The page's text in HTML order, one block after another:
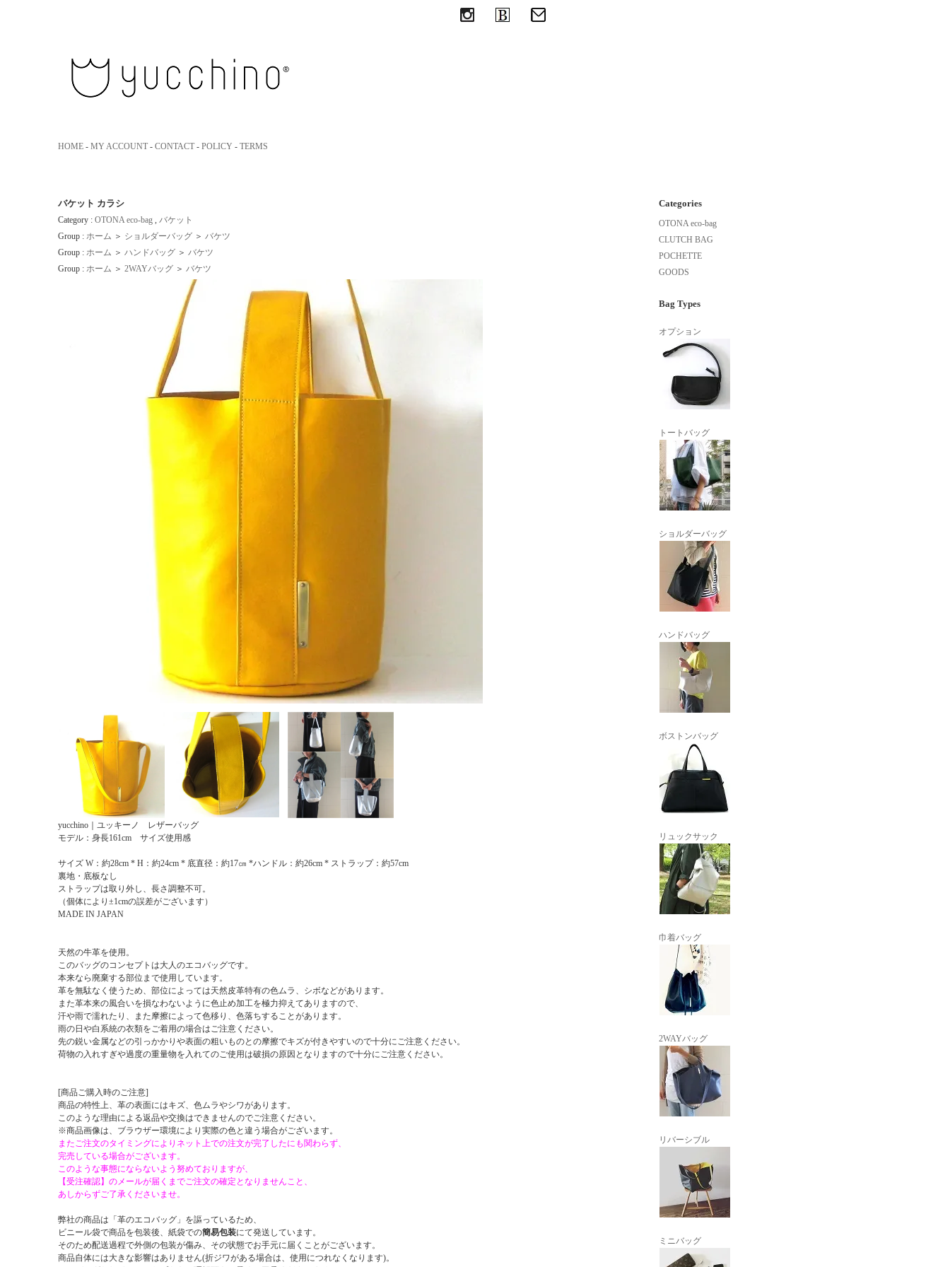
HOME - MY ACCOUNT - CONTACT - POLICY - TERMS
バケット カラシ
Category : OTONA eco-bag , バケット
Group : ホーム ＞ ショルダーバッグ ＞ バケツ
Group : ホーム ＞ ハンドバッグ ＞ バケツ
Group : ホーム ＞ 2WAYバッグ ＞ バケツ
yucchino｜ユッキーノ レザーバッグ
モデル：身長161cm サイズ使用感
サイズ W：約28cm * H：約24cm * 底直径：約17㎝ *ハンドル：約26cm * ストラップ：約57cm
裏地・底板なし
ストラップは取り外し、長さ調整不可。
（個体により±1cmの誤差がございます）
MADE IN JAPAN
天然の牛革を使用。
このバッグのコンセプトは大人のエコバッグです。
本来なら廃棄する部位まで使用しています。
革を無駄なく使うため、部位によっては天然皮革特有の色ムラ、シボなどがあります。
また革本来の風合いを損なわないように色止め加工を極力抑えてありますので、
汗や雨で濡れたり、また摩擦によって色移り、色落ちすることがあります。
雨の日や白系統の衣類をご着用の場合はご注意ください。
先の鋭い金属などの引っかかりや表面の粗いものとの摩擦でキズが付きやすいので十分にご注意ください。
荷物の入れすぎや過度の重量物を入れてのご使用は破損の原因となりますので十分にご注意ください。
[商品ご購入時のご注意]
商品の特性上、革の表面にはキズ、色ムラやシワがあります。
このような理由による返品や交換はできませんのでご注意ください。
※商品画像は、ブラウザー環境により実際の色と違う場合がございます。
またご注文のタイミングによりネット上での注文が完了したにも関わらず、
完売している場合がございます。
このような事態にならないよう努めておりますが、
【受注確認】のメールが届くまでご注文の確定となりませんこと、
あしからずご了承くださいませ。
弊社の商品は「革のエコバッグ」を謳っているため、
ビニール袋で商品を包装後、紙袋での簡易包装にて発送しています。
そのため配送過程で外側の包装が傷み、その状態でお手元に届くことがございます。
商品自体には大きな影響はありません(折ジワがある場合は、使用につれなくなります)。
Categories
OTONA eco-bag
CLUTCH BAG
POCHETTE
GOODS
Bag Types
オプション
トートバッグ
ショルダーバッグ
ハンドバッグ
ボストンバッグ
リュックサック
巾着バッグ
2WAYバッグ
リバーシブル
ミニバッグ